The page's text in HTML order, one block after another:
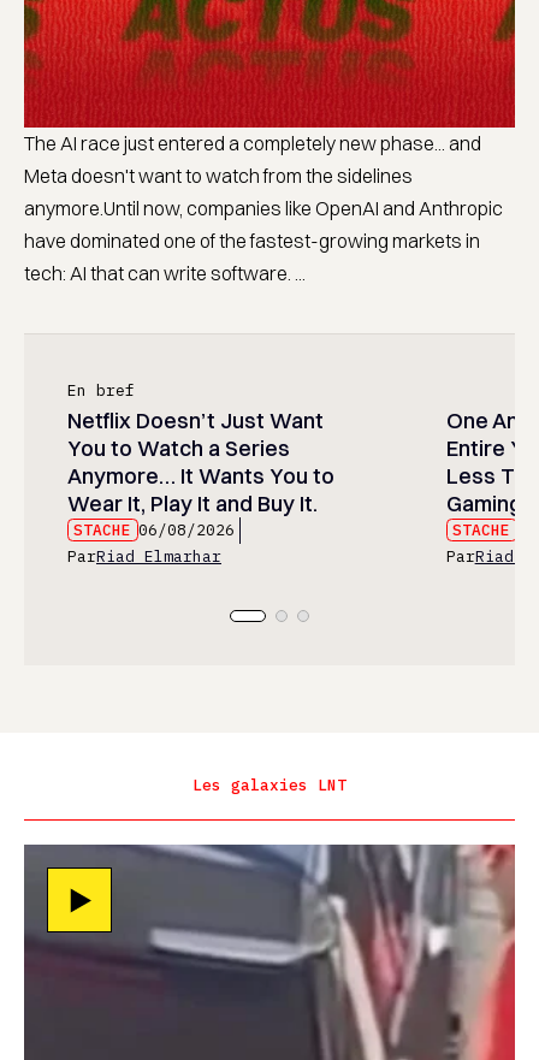
The AI race just entered a completely new phase... and
Meta doesn't want to watch from the sidelines
anymore.Until now, companies like OpenAI and Anthropic
have dominated one of the fastest-growing markets in
tech: AI that can write software. ...
En bref
Netflix Doesn’t Just Want
You to Watch a Series
Anymore… It Wants You to
Wear It, Play It and Buy It.
STACHE 06/08/2026
ParRiad Elmarhar
One
Entire
Less
Gaming
STACHE
ParRiad
Les galaxies LNT